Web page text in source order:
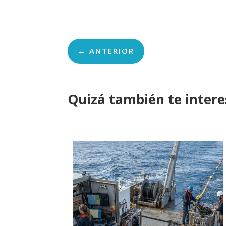
←ANTERIOR
Quizá también te